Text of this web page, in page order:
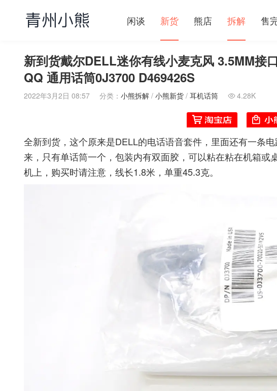
闲谈 新货 熊店 拆解 售
新到货戴尔DELL迷你有线小麦克风 3.5MM接
QQ 通用话筒0J3700 D469426S
2022年3月2日 08:57 分类： 小熊拆解 / 小熊新货 / 耳机话筒  4.28K
全新到货，这个原来是DELL的电话语音套件，里面还有一条
来，只有单话筒一个，包装内有双面胶，可以粘在粘在机箱或
机上，购买时请注意，线长1.8米，单重45.3克。